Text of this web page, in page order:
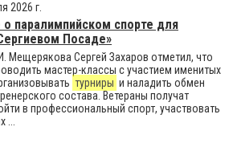
2026 г.
паралимпийском спорте для
Посаде»
Мещерякова Сергей Захаров отметил, что
мастер-классы с участием именитых
турниры и наладить обмен
состава. Ветераны получат
в профессиональный спорт, участвовать